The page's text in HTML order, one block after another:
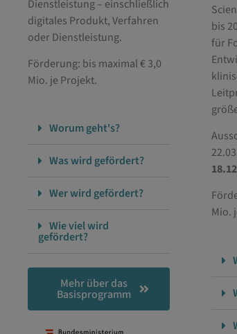
Dienstleistung – einschließlich
digitales Produkt, Verfahren
oder Dienstleistung.
Förderung: bis maximal € 3,0
Mio. je Projekt.
Worum geht's?
Was wird gefördert?
Wer wird gefördert?
Wie viel wird
gefördert?
Mehr über das
Basisprogramm
bis
für
Mio.